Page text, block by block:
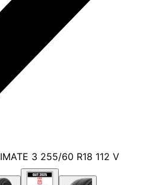
3 255/60 R18 112 V